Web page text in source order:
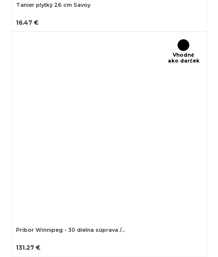
Tanier plytký 26 cm Savoy
16.47 €
Vhodné
ako darček
Príbor Winnipeg - 30 dielna súprava /…
131.27 €